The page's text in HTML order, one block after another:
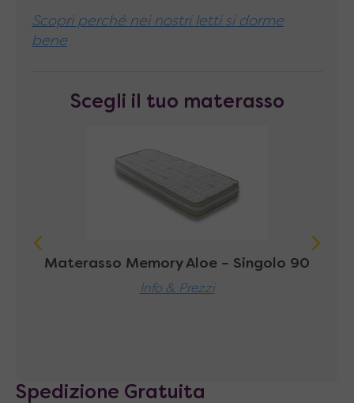
Scopri perché nei nostri letti si dorme
bene
Scegli il tuo materasso
Materasso Memory Aloe – Singolo 90
Info & Prezzi
Spedizione Gratuita